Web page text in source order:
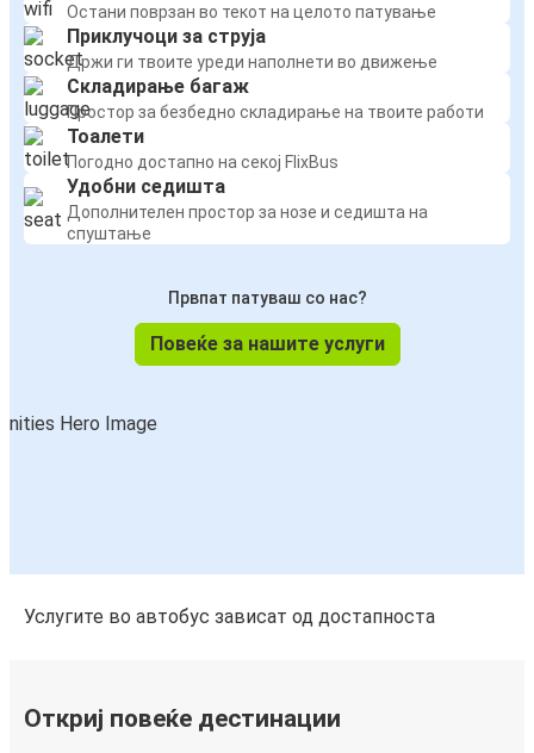
Остани поврзан во текот на целото патување
Приклучоци за струја
Држи ги твоите уреди наполнети во движење
Складирање багаж
Простор за безбедно складирање на твоите работи
Тоалети
Погодно достапно на секој FlixBus
Удобни седишта
Дополнителен простор за нозе и седишта на
спуштање
Првпат патуваш со нас?
Повеќе за нашите услуги
Услугите во автобус зависат од достапноста
Откриј повеќе дестинации